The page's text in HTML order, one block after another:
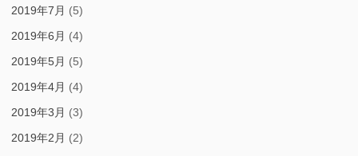
2019年7月 (5)
2019年6月 (4)
2019年5月 (5)
2019年4月 (4)
2019年3月 (3)
2019年2月 (2)